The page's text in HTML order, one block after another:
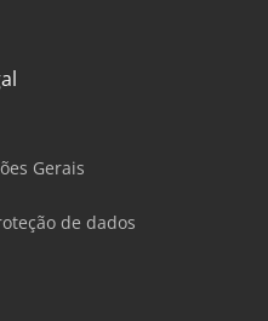
Gerais
de dados